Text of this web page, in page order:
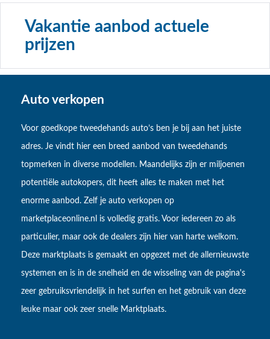
Vakantie aanbod actuele
prijzen
Auto verkopen
Voor goedkope tweedehands auto’s ben je bij aan het juiste
adres. Je vindt hier een breed aanbod van tweedehands
topmerken in diverse modellen. Maandelijks zijn er miljoenen
potentiële autokopers, dit heeft alles te maken met het
enorme aanbod. Zelf je auto verkopen op
marketplaceonline.nl is volledig gratis. Voor iedereen zo als
particulier, maar ook de dealers zijn hier van harte welkom.
Deze marktplaats is gemaakt en opgezet met de allernieuwste
systemen en is in de snelheid en de wisseling van de pagina's
zeer gebruiksvriendelijk in het surfen en het gebruik van deze
leuke maar ook zeer snelle Marktplaats.